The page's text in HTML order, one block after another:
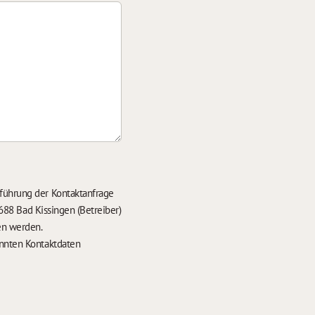
der Kontaktanfrage
Bad Kissingen (Betreiber)
werden.
Kontaktdaten